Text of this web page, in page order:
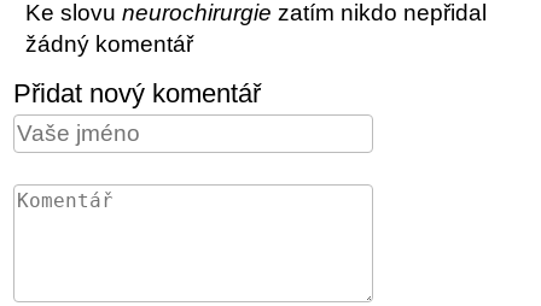
Ke slovuneurochirurgie zatím nikdo nepřidal
žádný komentář
Přidat nový komentář